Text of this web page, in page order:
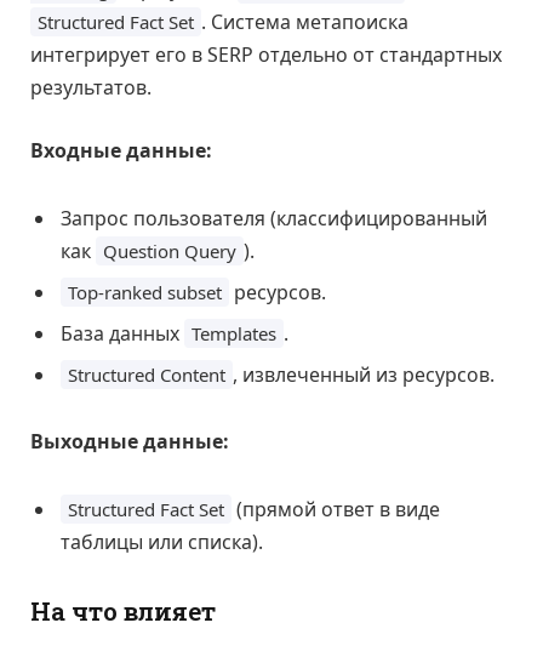
Structured Fact Set . Система метапоиска
интегрирует его в SERP отдельно от стандартных
результатов.
Входные данные:
Запрос пользователя (классифицированный
как Question Query ).
Top-ranked subset ресурсов.
База данных Templates .
Structured Content , извлеченный из ресурсов.
Выходные данные:
Structured Fact Set (прямой ответ в виде
таблицы или списка).
На что влияет